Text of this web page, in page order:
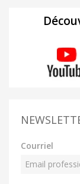
Courriel